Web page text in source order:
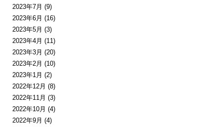
2023年7月 (9)
2023年6月 (16)
2023年5月 (3)
2023年4月 (11)
2023年3月 (20)
2023年2月 (10)
2023年1月 (2)
2022年12月 (8)
2022年11月 (3)
2022年10月 (4)
2022年9月 (4)